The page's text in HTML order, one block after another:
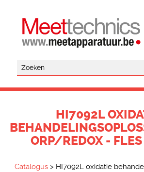
HI7092L
ORP/REDOX -
Catalogus > HI7092L oxidatie